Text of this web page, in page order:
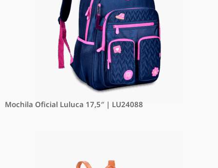
Mochila Oficial Luluca 17,5″ | LU24088